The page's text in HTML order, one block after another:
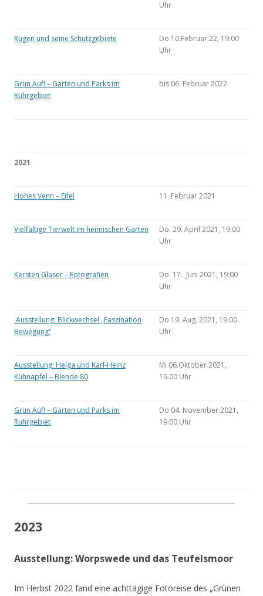
Uhr
Rügen und seine Schutzgebiete
Do 10.Februar 22, 19.00
Uhr
Grün Auf! – Gärten und Parks im
Ruhrgebiet
bis 06. Februar 2022
2021
Hohes Venn – Eifel 11. Februar 2021
Vielfältige Tierwelt im heimischen Garten
Do. 29. April 2021, 19:00
Uhr
Kersten Glaser – Fotografien
Do. 17. Juni 2021, 19:00
Uhr
Ausstellung: Blickwechsel „Faszination
Bewegung“
Do 19. Aug. 2021, 19:00
Uhr
Ausstellung: Helga und Karl-Heinz
Kühnapfel – Blende 80
Mi 06.Oktober 2021,
19.00 Uhr
Grün Auf! – Gärten und Parks im
Ruhrgebiet
Do 04. November 2021,
19:00 Uhr
2023
Ausstellung: Worpswede und das Teufelsmoor
Im Herbst 2022 fand eine achttägige Fotoreise des „Grünen